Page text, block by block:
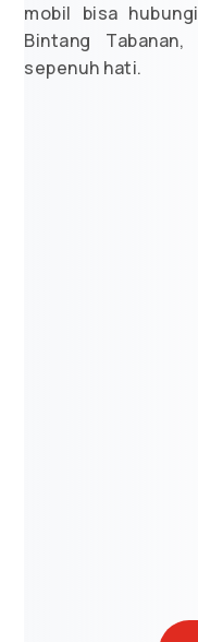
mobil bisa
Bintang
sepenuh hati.